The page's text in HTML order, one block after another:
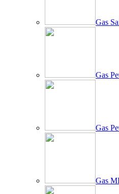
Gas
Gas
Gas
Gas